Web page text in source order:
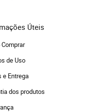
Úteis
de Uso
e Entrega
dos produtos